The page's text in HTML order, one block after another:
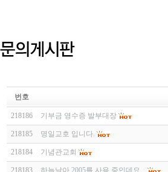
번호
218186 기부금 영수증 발부대장
218185 명일교호 입니다.
218184 기념관교회